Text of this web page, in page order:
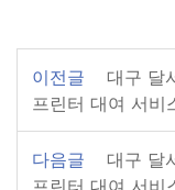
이전글
대구 달
프린터 대여 서비
다음글
대구 달
프린터 대여 서비